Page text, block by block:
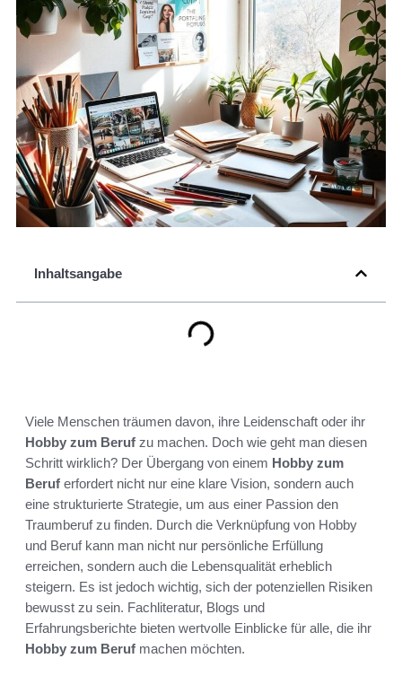
Inhaltsangabe
Viele Menschen träumen davon, ihre Leidenschaft oder ihr
Hobby zum Beruf zu machen. Doch wie geht man diesen
Schritt wirklich? Der Übergang von einem Hobby zum
Beruf erfordert nicht nur eine klare Vision, sondern auch
eine strukturierte Strategie, um aus einer Passion den
Traumberuf zu finden. Durch die Verknüpfung von Hobby
und Beruf kann man nicht nur persönliche Erfüllung
erreichen, sondern auch die Lebensqualität erheblich
steigern. Es ist jedoch wichtig, sich der potenziellen Risiken
bewusst zu sein. Fachliteratur, Blogs und
Erfahrungsberichte bieten wertvolle Einblicke für alle, die ihr
Hobby zum Beruf machen möchten.